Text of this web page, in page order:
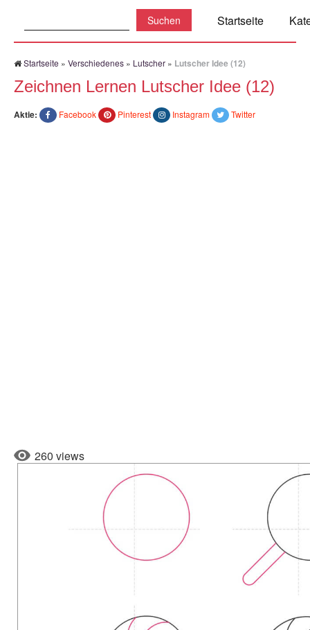
Startseite
Startseite » Verschiedenes » Lutscher » Lutscher Idee (12)
Zeichnen Lernen Lutscher Idee (12)
Aktie: Facebook Pinterest Instagram Twitter
260 views